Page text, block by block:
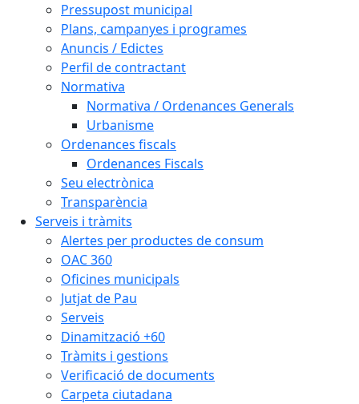
Pressupost municipal
Plans, campanyes i programes
Anuncis / Edictes
Perfil de contractant
Normativa
Normativa / Ordenances Generals
Urbanisme
Ordenances fiscals
Ordenances Fiscals
Seu electrònica
Transparència
Serveis i tràmits
Alertes per productes de consum
OAC 360
Oficines municipals
Jutjat de Pau
Serveis
Dinamització +60
Tràmits i gestions
Verificació de documents
Carpeta ciutadana